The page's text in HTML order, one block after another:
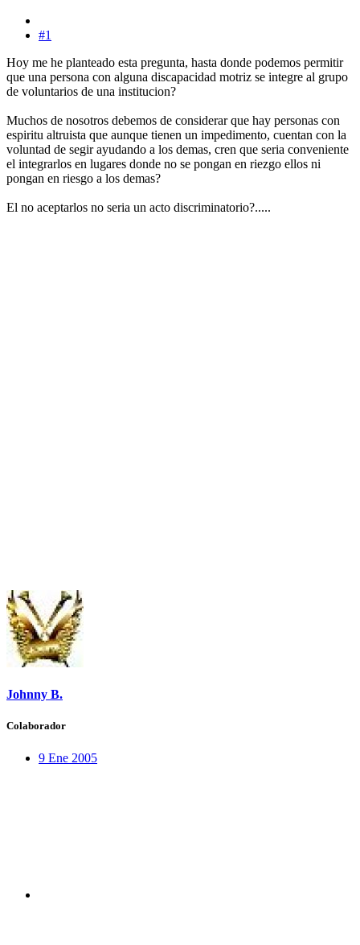
#1
Hoy me he planteado esta pregunta, hasta donde podemos permitir
que una persona con alguna discapacidad motriz se integre al grupo
de voluntarios de una institucion?
Muchos de nosotros debemos de considerar que hay personas con
espiritu altruista que aunque tienen un impedimento, cuentan con la
voluntad de segir ayudando a los demas, cren que seria conveniente
el integrarlos en lugares donde no se pongan en riezgo ellos ni
pongan en riesgo a los demas?
El no aceptarlos no seria un acto discriminatorio?.....
Johnny B.
Colaborador
9 Ene 2005